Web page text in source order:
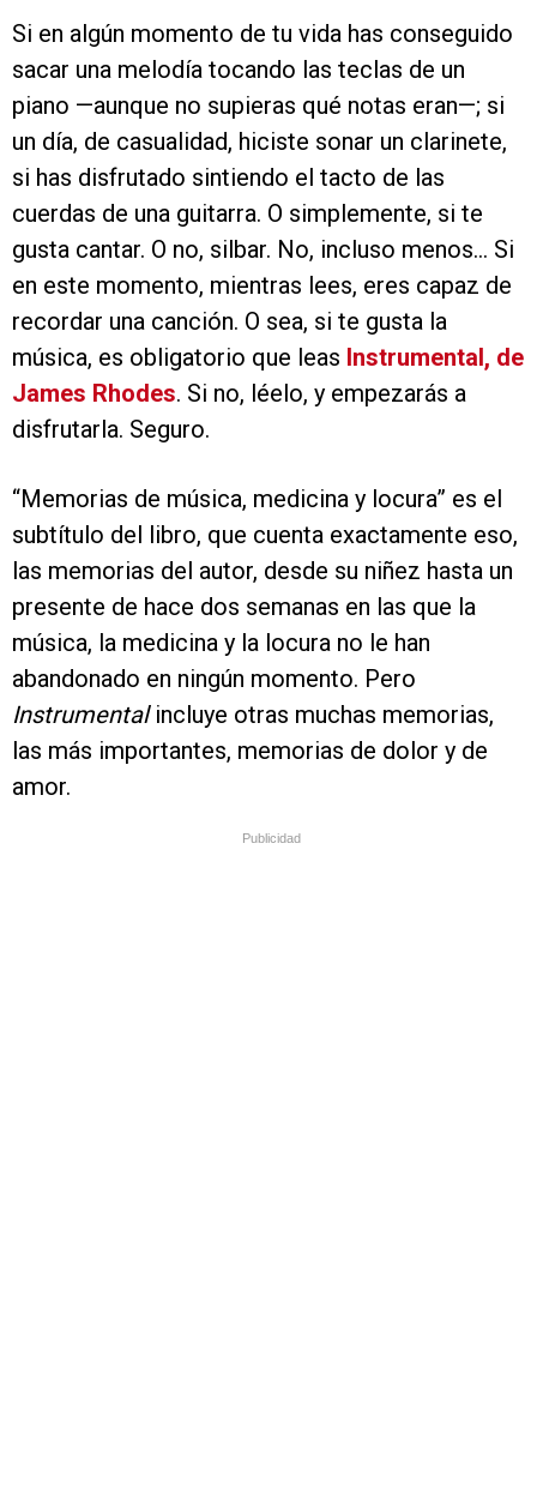
Si en algún momento de tu vida has conseguido
sacar una melodía tocando las teclas de un
piano —aunque no supieras qué notas eran—; si
un día, de casualidad, hiciste sonar un clarinete,
si has disfrutado sintiendo el tacto de las
cuerdas de una guitarra. O simplemente, si te
gusta cantar. O no, silbar. No, incluso menos… Si
en este momento, mientras lees, eres capaz de
recordar una canción. O sea, si te gusta la
música, es obligatorio que leas Instrumental, de
James Rhodes. Si no, léelo, y empezarás a
disfrutarla. Seguro.
“Memorias de música, medicina y locura” es el
subtítulo del libro, que cuenta exactamente eso,
las memorias del autor, desde su niñez hasta un
presente de hace dos semanas en las que la
música, la medicina y la locura no le han
abandonado en ningún momento. Pero
Instrumental incluye otras muchas memorias,
las más importantes, memorias de dolor y de
amor.
Publicidad